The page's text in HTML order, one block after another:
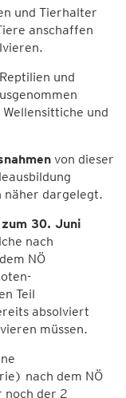
und Tierhalter
anschaffen
und
und
von dieser
näher dargelegt.
30. Juni
nach
NÖ
Teil
absolviert
müssen.
nach dem NÖ
noch der 2